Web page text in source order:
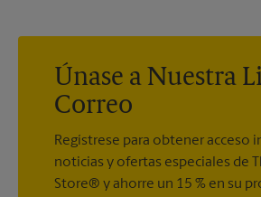
Únase a Nuestra
Correo
Regístrese para obtener acceso
noticias y ofertas especiales de
Store® y ahorre un 15 % en su